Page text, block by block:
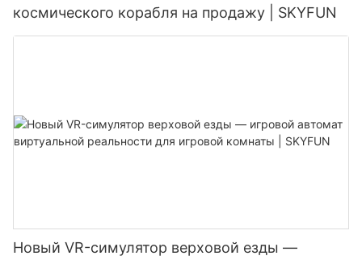
космического корабля на продажу | SKYFUN
Новый VR-симулятор верховой езды —